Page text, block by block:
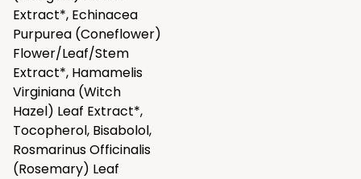
Extract*, Echinacea
Purpurea (Coneflower)
Flower/Leaf/Stem
Extract*, Hamamelis
Virginiana (Witch
Hazel) Leaf Extract*,
Tocopherol, Bisabolol,
Rosmarinus Officinalis
(Rosemary) Leaf